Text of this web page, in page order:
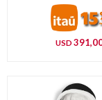
USD